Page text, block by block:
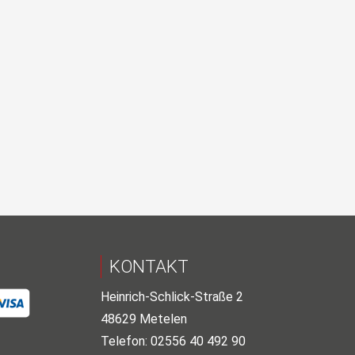
KONTAKT
Heinrich-Schlick-Straße 2
48629 Metelen
Telefon: 02556 40 492 90